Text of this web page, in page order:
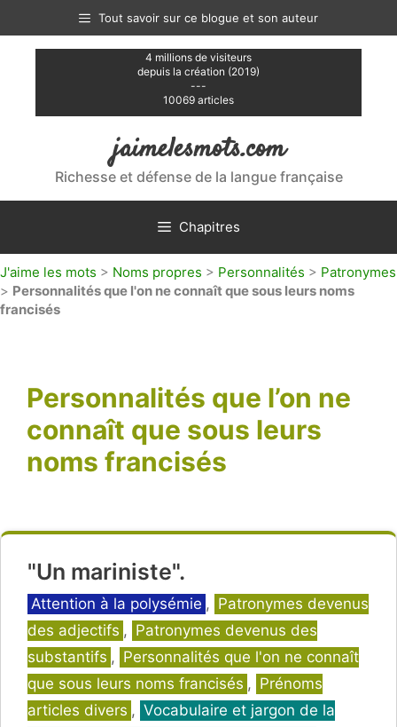
contenu
Tout savoir sur ce blogue et son auteur
4 millions de visiteurs
depuis la création (2019)
---
10069 articles
jaimelesmots.com
Richesse et défense de la langue française
Chapitres
J'aime les mots > Noms propres > Personnalités > Patronymes
> Personnalités que l'on ne connaît que sous leurs noms
francisés
Personnalités que l’on ne
connaît que sous leurs
noms francisés
"Un mariniste".
Catégories
Attention à la polysémie , Patronymes devenus
des adjectifs , Patronymes devenus des
substantifs , Personnalités que l'on ne connaît
que sous leurs noms francisés , Prénoms
articles divers , Vocabulaire et jargon de la